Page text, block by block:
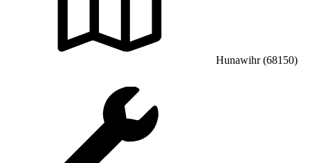
Hunawihr (68150)